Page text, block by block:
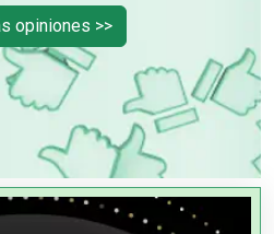
opiniones >>